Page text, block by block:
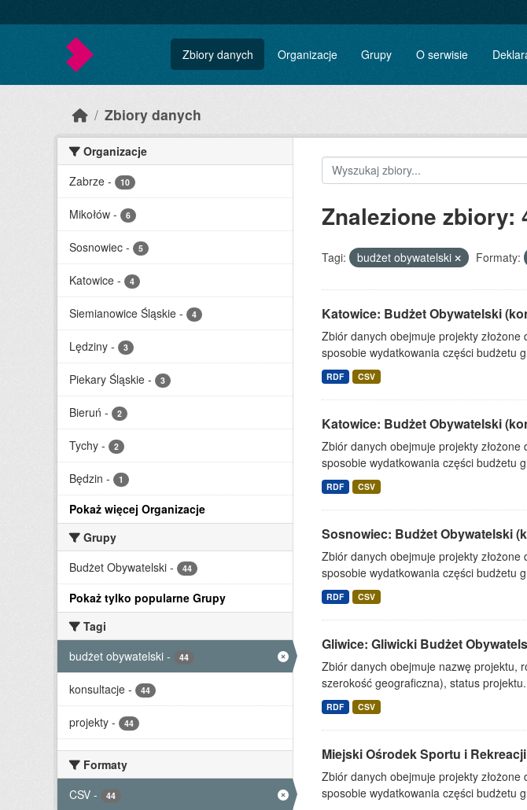
Zbiory danych Organizacje Grupy O serwisie
Zbiory danych
Organizacje
Zabrze - 10
Mikołów - 6
Sosnowiec - 5
Katowice - 4
Siemianowice Śląskie - 4
Lędziny - 3
Piekary Śląskie - 3
Bieruń - 2
Tychy - 2
Będzin - 1
Pokaż więcej Organizacje
Grupy
Budżet Obywatelski - 44
Pokaż tylko popularne Grupy
Tagi
budżet obywatelski - 44
konsultacje - 44
projekty - 44
Formaty
CSV - 44
Znalezione zbiory:
Tagi: budżet obywatelski Formaty:
Katowice: Budżet Obywatelski
Zbiór danych obejmuje projekty
sposobie wydatkowania części budżetu
RDF CSV
Katowice: Budżet Obywatelski
Zbiór danych obejmuje projekty
sposobie wydatkowania części budżetu
RDF CSV
Sosnowiec: Budżet Obywatelski
Zbiór danych obejmuje projekty
sposobie wydatkowania części budżetu
RDF CSV
Gliwice: Gliwicki Budżet
Zbiór danych obejmuje nazwę projektu,
szerokość geograficzna), status
RDF CSV
Miejski Ośrodek Sportu i
Zbiór danych obejmuje projekty
sposobie wydatkowania części budżetu